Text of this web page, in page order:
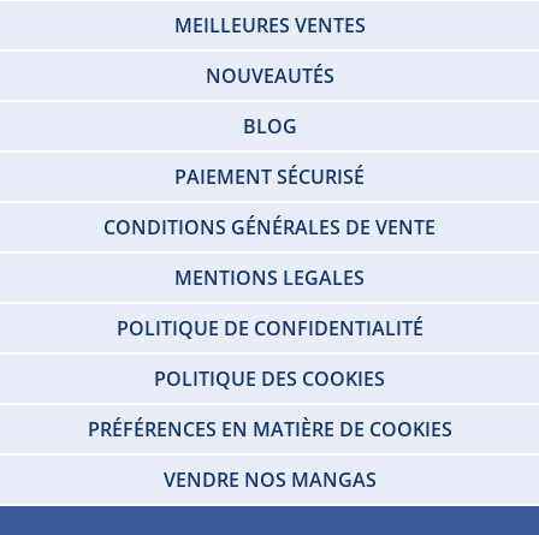
MEILLEURES VENTES
NOUVEAUTÉS
BLOG
PAIEMENT SÉCURISÉ
CONDITIONS GÉNÉRALES DE VENTE
MENTIONS LEGALES
POLITIQUE DE CONFIDENTIALITÉ
POLITIQUE DES COOKIES
PRÉFÉRENCES EN MATIÈRE DE COOKIES
VENDRE NOS MANGAS